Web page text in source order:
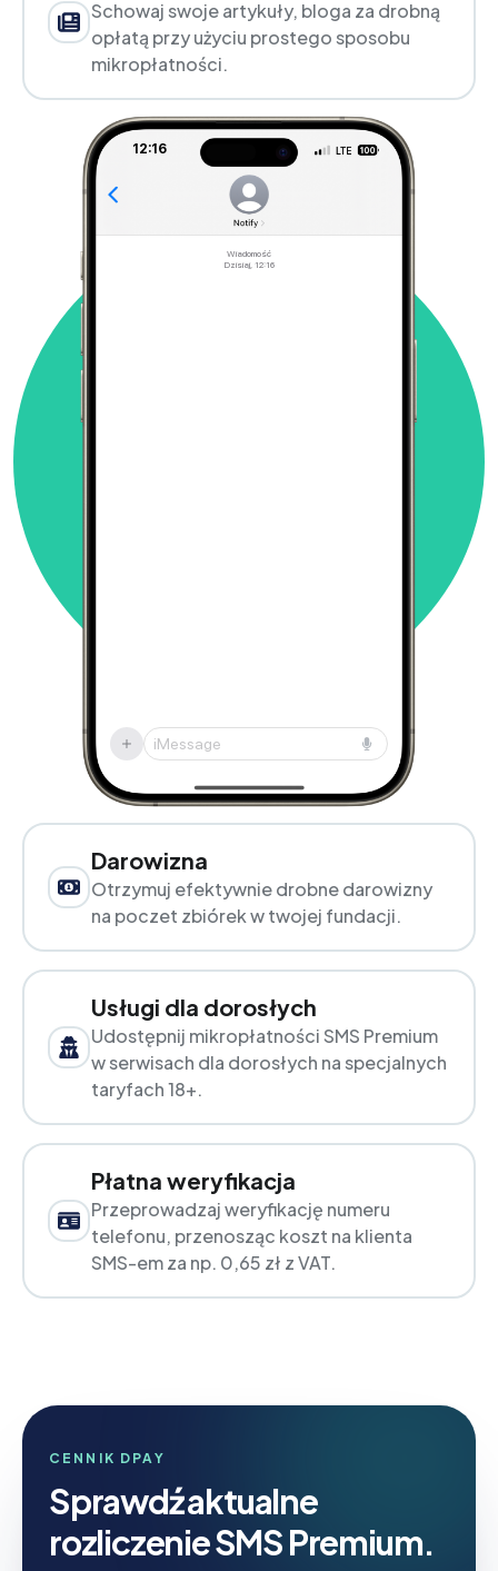
Schowaj swoje artykuły, bloga za drobną
opłatą przy użyciu prostego sposobu
mikropłatności.
12:16
Wiadomość
Dzisiaj, 12:16
iMessage
Darowizna
Otrzymuj efektywnie drobne darowizny
na poczet zbiórek w twojej fundacji.
Usługi dla dorosłych
Udostępnij mikropłatności SMS Premium
w serwisach dla dorosłych na specjalnych
taryfach 18+.
Płatna weryfikacja
Przeprowadzaj weryfikację numeru
telefonu, przenosząc koszt na klienta
SMS-em za np. 0,65 zł z VAT.
CENNIK DPAY
Sprawdź aktualne
rozliczenie SMS Premium.